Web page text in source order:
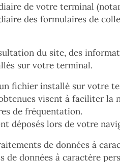
de votre terminal
des formulaires de
du site, des
sur votre terminal.
fichier installé sur votre
visent à faciliter
de fréquentation.
déposés lors de votre
de données à
de données à caractère